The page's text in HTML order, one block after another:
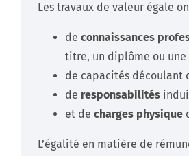
Les travaux de valeur égale
de connaissances
titre, un diplôme ou
de capacités découlant
de responsabilités
et de charges physique
L’égalité en matière de